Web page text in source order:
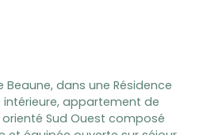
Beaune, dans une Résidence
appartement de
Sud Ouest composé